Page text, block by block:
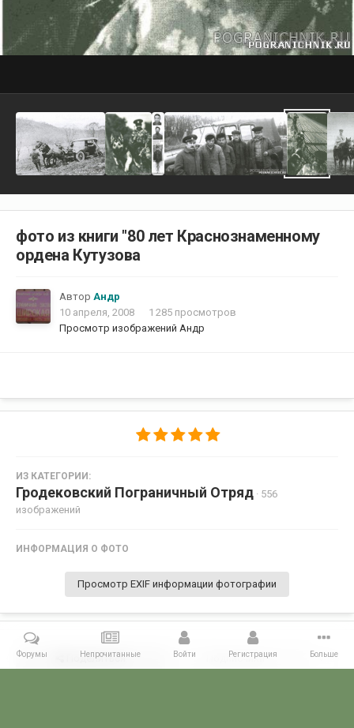
фото из книги "80 лет Краснознаменному
ордена Кутузова
Автор Андр
10 апреля, 2008
1 285 просмотров
Просмотр изображений Андр
ИЗ КАТЕГОРИИ:
Гродековский Пограничный Отряд · 556
изображений
ИНФОРМАЦИЯ О ФОТО
Просмотр EXIF информации фотографии
Поделиться Подписчики 0
Форумы Непрочитанные Войти Регистрация Больше